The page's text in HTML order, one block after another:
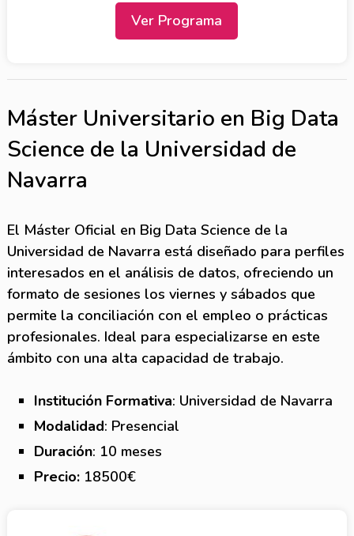
Ver Programa
Máster Universitario en Big Data
Science de la Universidad de
Navarra
El Máster Oficial en Big Data Science de la
Universidad de Navarra está diseñado para perfiles
interesados en el análisis de datos, ofreciendo un
formato de sesiones los viernes y sábados que
permite la conciliación con el empleo o prácticas
profesionales. Ideal para especializarse en este
ámbito con una alta capacidad de trabajo.
Institución Formativa: Universidad de Navarra
Modalidad: Presencial
Duración: 10 meses
Precio: 18500€